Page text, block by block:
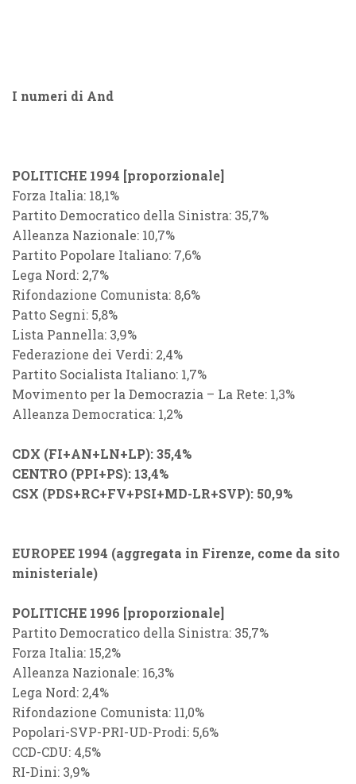
I numeri di And
POLITICHE 1994 [proporzionale]
Forza Italia: 18,1%
Partito Democratico della Sinistra: 35,7%
Alleanza Nazionale: 10,7%
Partito Popolare Italiano: 7,6%
Lega Nord: 2,7%
Rifondazione Comunista: 8,6%
Patto Segni: 5,8%
Lista Pannella: 3,9%
Federazione dei Verdi: 2,4%
Partito Socialista Italiano: 1,7%
Movimento per la Democrazia – La Rete: 1,3%
Alleanza Democratica: 1,2%
CDX (FI+AN+LN+LP): 35,4%
CENTRO (PPI+PS): 13,4%
CSX (PDS+RC+FV+PSI+MD-LR+SVP): 50,9%
EUROPEE 1994 (aggregata in Firenze, come da sito
ministeriale)
POLITICHE 1996 [proporzionale]
Partito Democratico della Sinistra: 35,7%
Forza Italia: 15,2%
Alleanza Nazionale: 16,3%
Lega Nord: 2,4%
Rifondazione Comunista: 11,0%
Popolari-SVP-PRI-UD-Prodi: 5,6%
CCD-CDU: 4,5%
RI-Dini: 3,9%